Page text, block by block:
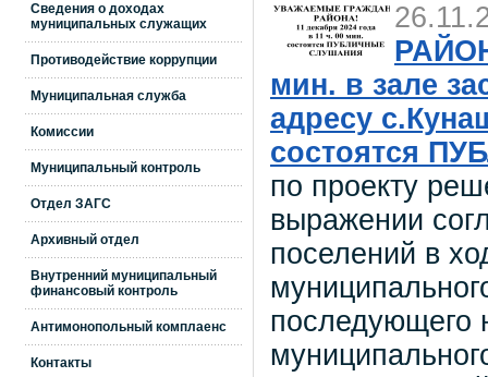
Сведения о доходах
муниципальных служащих
Противодействие коррупции
Муниципальная служба
Комиссии
Муниципальный контроль
Отдел ЗАГС
Архивный отдел
Внутренний муниципальный
финансовый контроль
Антимонопольный комплаенс
Контакты
мин. в зале
адресу
состоятся
по проекту
выражении
поселений в
последующего